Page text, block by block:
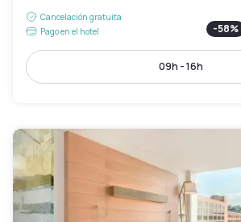
Cancelación gratuita
Pago en el hotel
-58%
09h - 16h